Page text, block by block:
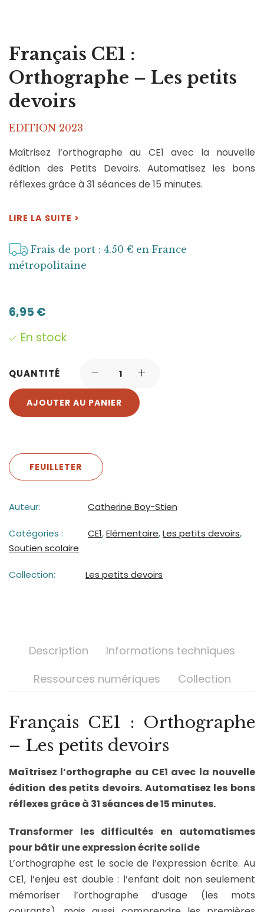
Français CE1 :
Orthographe – Les petits
devoirs
EDITION 2023
Maîtrisez l’orthographe au CE1 avec la nouvelle
édition des Petits Devoirs. Automatisez les bons
réflexes grâce à 31 séances de 15 minutes.
LIRE LA SUITE >
Frais de port : 4.50 € en France
métropolitaine
6,95 €
En stock
QUANTITÉ
AJOUTER AU PANIER
FEUILLETER
Auteur: Catherine Boy-Stien
Catégories : CE1,Elémentaire,Les petits devoirs,
Soutien scolaire
Collection: Les petits devoirs
Description
Informations techniques
Ressources numériques
Collection
Français CE1 : Orthographe
– Les petits devoirs
Maîtrisez l’orthographe au CE1 avec la nouvelle
édition des petits devoirs. Automatisez les bons
réflexes grâce à 31 séances de 15 minutes.
Transformer les difficultés en automatismes
pour bâtir une expression écrite solide
L’orthographe est le socle de l’expression écrite. Au
CE1, l’enjeu est double : l’enfant doit non seulement
mémoriser l’orthographe d’usage (les mots